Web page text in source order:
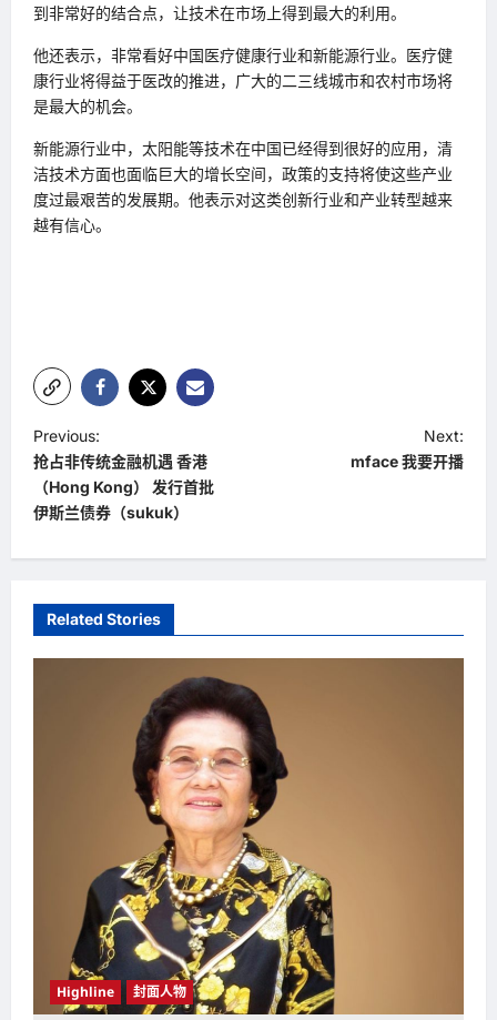
到非常好的结合点，让技术在市场上得到最大的利用。
他还表示，非常看好中国医疗健康行业和新能源行业。医疗健
康行业将得益于医改的推进，广大的二三线城市和农村市场将
是最大的机会。
新能源行业中，太阳能等技术在中国已经得到很好的应用，清
洁技术方面也面临巨大的增长空间，政策的支持将使这些产业
度过最艰苦的发展期。他表示对这类创新行业和产业转型越来
越有信心。
P
o
s
a
v
Previous:
抢占非传统金融机遇 香港
（Hong Kong） 发行首批
伊斯兰债券（sukuk）
Next:
mface 我要开播
Related Stories
Highline 封面人物